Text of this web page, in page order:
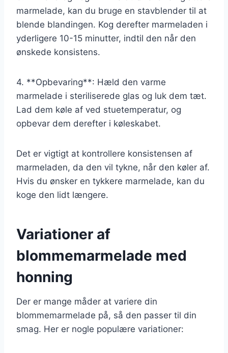
marmelade, kan du bruge en stavblender til at
blende blandingen. Kog derefter marmeladen i
yderligere 10-15 minutter, indtil den når den
ønskede konsistens.
4. **Opbevaring**: Hæld den varme
marmelade i steriliserede glas og luk dem tæt.
Lad dem køle af ved stuetemperatur, og
opbevar dem derefter i køleskabet.
Det er vigtigt at kontrollere konsistensen af
marmeladen, da den vil tykne, når den køler af.
Hvis du ønsker en tykkere marmelade, kan du
koge den lidt længere.
Variationer af
blommemarmelade med
honning
Der er mange måder at variere din
blommemarmelade på, så den passer til din
smag. Her er nogle populære variationer: